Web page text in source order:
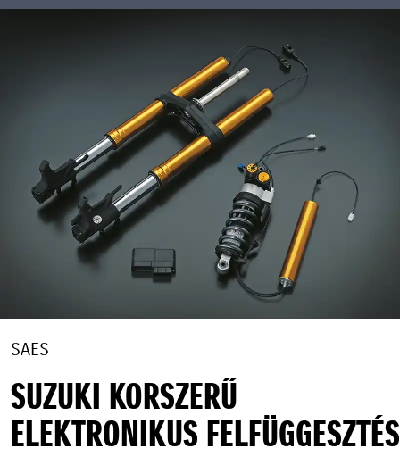
SAES
SUZUKI KORSZERŰ
ELEKTRONIKUS FELFÜGGESZTÉS